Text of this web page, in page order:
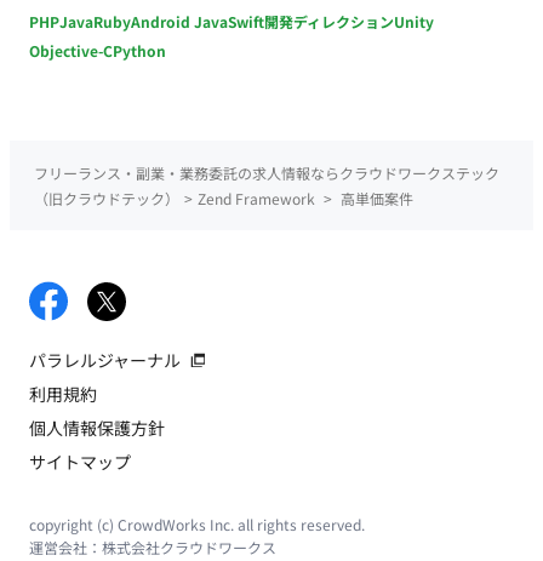
PHPJavaRubyAndroid JavaSwift開発ディレクションUnity
Objective-CPython
フリーランス・副業・業務委託の求人情報ならクラウドワークステック
（旧クラウドテック）
> Zend Framework > 高単価案件
パラレルジャーナル
利用規約
個人情報保護方針
サイトマップ
copyright (c) CrowdWorks Inc. all rights reserved.
運営会社： 株式会社クラウドワークス